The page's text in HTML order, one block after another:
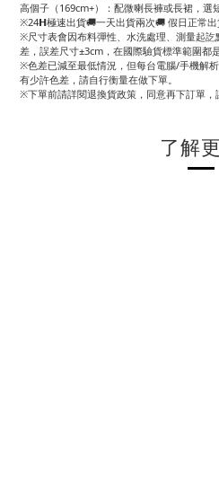
高個子（169cm+）：配微喇長褲或長裙，選
※24𝗛極速出貨🚚一天出貨兩次🚚 假日正常
※尺寸表會因布料彈性、水洗處理、測量起
差，誤差尺寸±3cm，在國際驗貨標準範圍都
※色差已減至最低情況，但每台電腦/手機解
有少許色差，請自行衡量在做下單。
※下單前請詳閱退換貨政策，同意再下訂單，
了解